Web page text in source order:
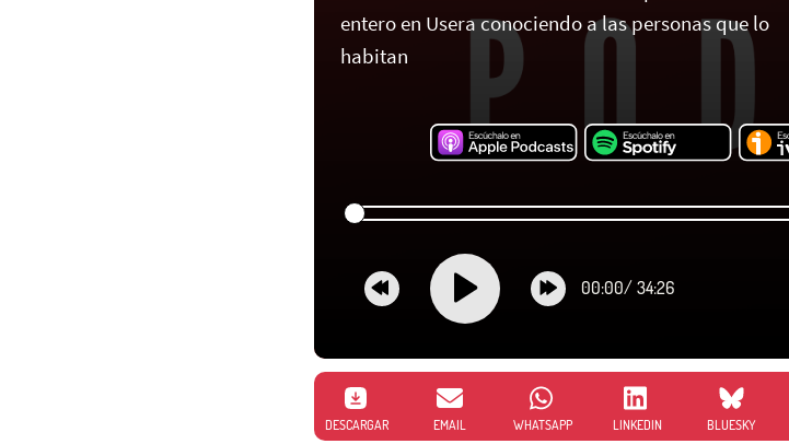
entero en Usera conociendo a las personas que lo
habitan
00:00/ 34:26
DESCARGAR EMAIL WHATSAPP LINKEDIN BLUESKY